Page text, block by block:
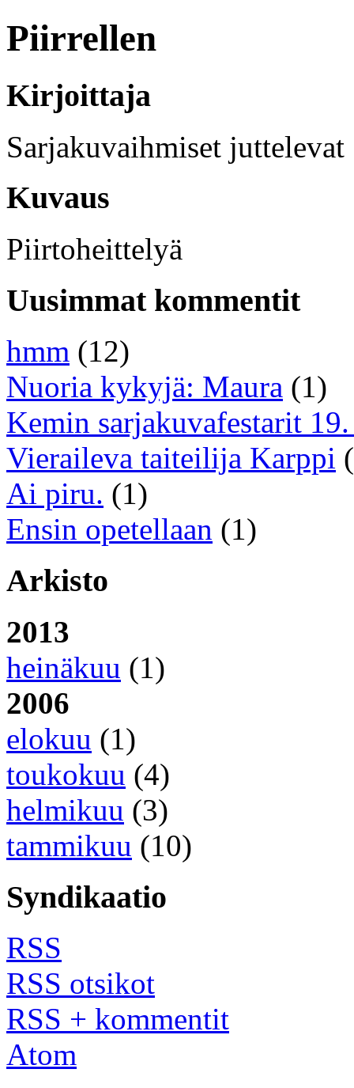
Piirrellen
Kirjoittaja
Sarjakuvaihmiset juttelevat
Kuvaus
Piirtoheittelyä
Uusimmat kommentit
hmm (12)
Nuoria kykyjä: Maura (1)
Kemin sarjakuvafestarit
Vieraileva taiteilija Karppi
Ai piru. (1)
Ensin opetellaan (1)
Arkisto
2013
heinäkuu (1)
2006
elokuu (1)
toukokuu (4)
helmikuu (3)
tammikuu (10)
Syndikaatio
RSS
RSS otsikot
RSS + kommentit
Atom